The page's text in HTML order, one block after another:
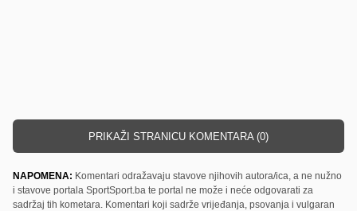
PRIKAŽI STRANICU KOMENTARA (0)
NAPOMENA: Komentari odražavaju stavove njihovih autora/ica, a ne nužno
i stavove portala SportSport.ba te portal ne može i neće odgovarati za
sadržaj tih kometara. Komentari koji sadrže vrijeđanja, psovanja i vulgaran